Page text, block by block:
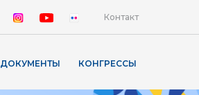
Контакт
ДОКУМЕНТЫ КОНГРЕССЫ